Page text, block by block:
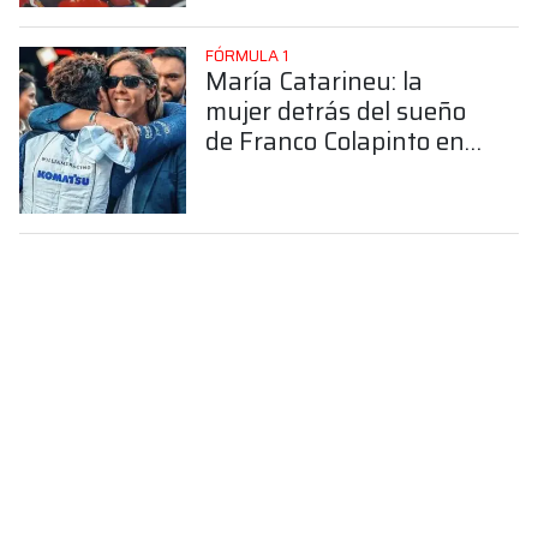
FÓRMULA 1
María Catarineu: la
mujer detrás del sueño
de Franco Colapinto en